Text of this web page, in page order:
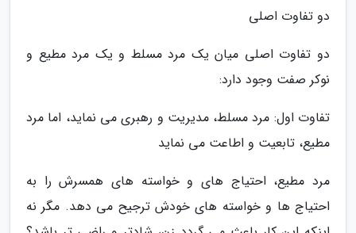
دو تفاوت اصلی
دو تفاوت اصلی میان یک مرد مسلط و یک مرد مطیع و
نوکر صفت وجود دارد:
تفاوت اول: مرد مسلط، مدیریت و رهبری می نماید، اما مرد
مطیع، تابعیت و اطاعت می نماید
مرد مطیع، احتیاج های و خواسته های همسرش را به
احتیاج ها و خواسته های خودش ترجیح می دهد. مگر نه